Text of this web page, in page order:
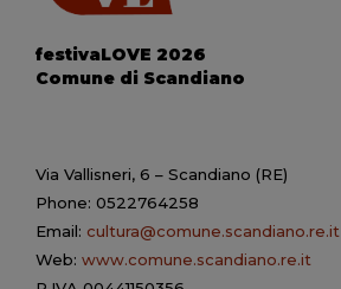
festivaLOVE 2026
Comune di Scandiano
Via Vallisneri, 6 – Scandiano (RE)
Phone: 0522764258
Email: cultura@comune.scandiano.re.it
Web: www.comune.scandiano.re.it